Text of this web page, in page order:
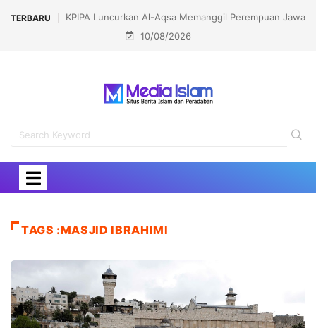
TERBARU
LPPOM Raih Indonesia Public Relations Awards 2026
Kategori Corporate Reputation
10/08/2026
TAGS :MASJID IBRAHIMI